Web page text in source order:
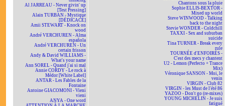
Al JARREAU - Never givin' up
[Test Pressing]
Alain TURBAN - Mystique
[DÉDICACÉ]
Amii STEWART - Knock on
wood
André VERCHUREN - Alma
española
André VERCHUREN - Un
certain frisson
Andy & David WILLIAMS -
What's your name
Ann SOREL - Quand j'ai si mal
Annie CORDY - Le rock à
Médor [White Label]
ANTAR - Les Fables de la
Fontaine
Antoine GIACOMONI - Vieni
vieni
ANYA - One word
Chantons sous la pluie
Sophie ELLIS-BEXTOR -
Mixed up world
Steve WINWOOD - Talking
back to the night
Stevie WONDER - Coldchill
TAXXI - Sex and suburban
suicide
Tina TURNER - Break every
rule
TOURNÉE d'ENFOIRÉS -
C'est des mecs y chantent
U2 - Lemon (Perfecto + Trance
Mix)
Véronique SANSON - Moi, le
venin
VIRGIN - Club 82
VIRGIN - les Must de l'été 86
YAZOO - Don't go (re-mixes)
YOUNG MICHELIN - Je suis
fatigué